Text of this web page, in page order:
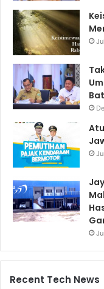
Recent Tech News